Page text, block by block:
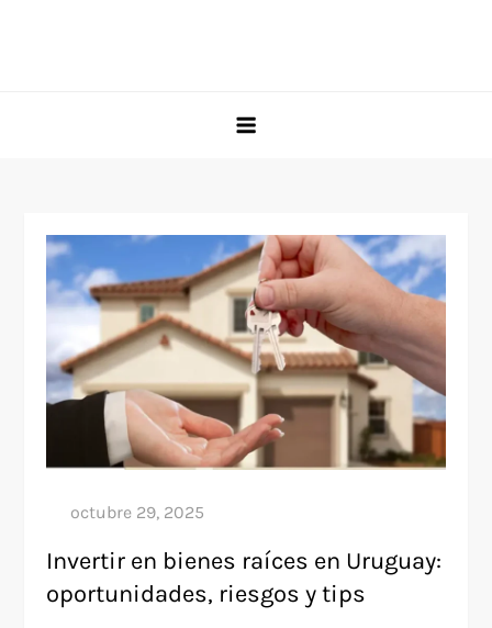
Invertir en bienes raíces en Uruguay:
oportunidades, riesgos y tips